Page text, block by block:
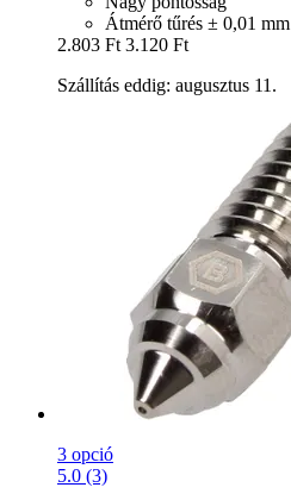
Átmérő tűrés ± 0,01 mm
2.803 Ft 3.120 Ft
Szállítás eddig: augusztus 11.
3 opció
5.0 (3)